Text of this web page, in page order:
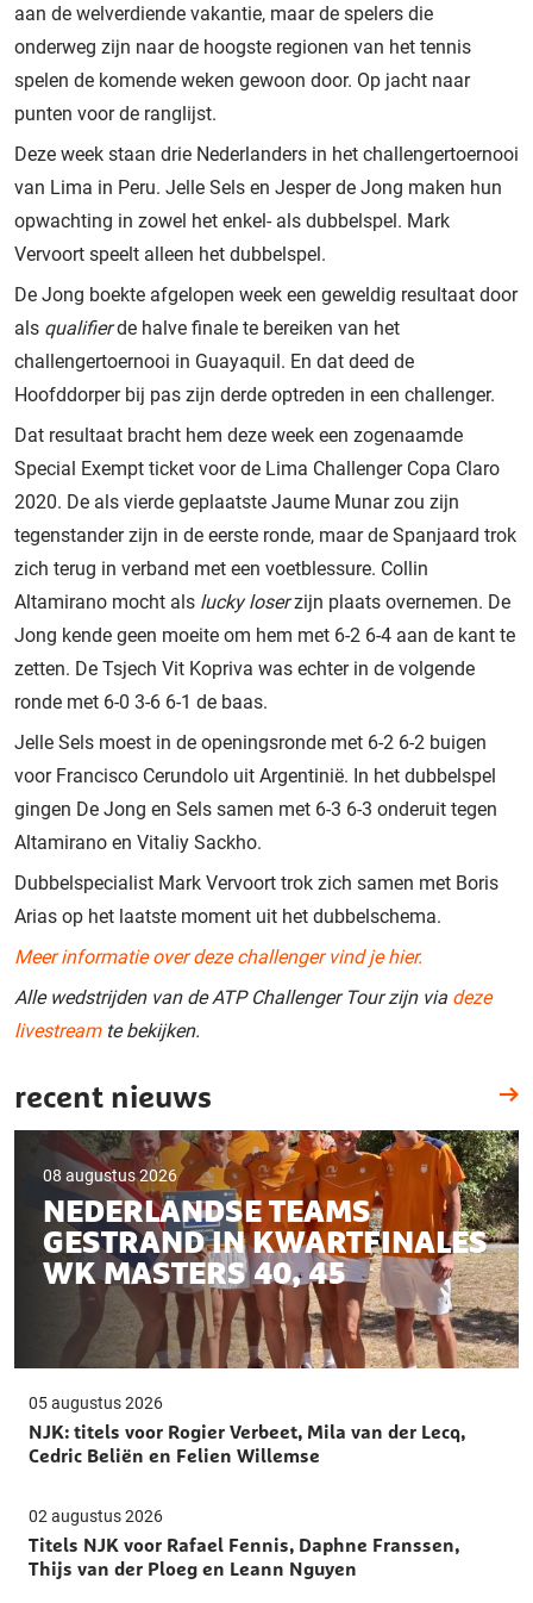
aan de welverdiende vakantie, maar de spelers die
onderweg zijn naar de hoogste regionen van het tennis
spelen de komende weken gewoon door. Op jacht naar
punten voor de ranglijst.
Deze week staan drie Nederlanders in het challengertoernooi
van Lima in Peru. Jelle Sels en Jesper de Jong maken hun
opwachting in zowel het enkel- als dubbelspel. Mark
Vervoort speelt alleen het dubbelspel.
De Jong boekte afgelopen week een geweldig resultaat door
als qualifierde halve finale te bereiken van het
challengertoernooi in Guayaquil. En dat deed de
Hoofddorper bij pas zijn derde optreden in een challenger.
Dat resultaat bracht hem deze week een zogenaamde
Special Exempt ticket voor de Lima Challenger Copa Claro
2020. De als vierde geplaatste Jaume Munar zou zijn
tegenstander zijn in de eerste ronde, maar de Spanjaard trok
zich terug in verband met een voetblessure. Collin
Altamirano mocht als lucky loserzijn plaats overnemen. De
Jong kende geen moeite om hem met 6-2 6-4 aan de kant te
zetten. De Tsjech Vit Kopriva was echter in de volgende
ronde met 6-0 3-6 6-1 de baas.
Jelle Sels moest in de openingsronde met 6-2 6-2 buigen
voor Francisco Cerundolo uit Argentinië. In het dubbelspel
gingen De Jong en Sels samen met 6-3 6-3 onderuit tegen
Altamirano en Vitaliy Sackho.
Dubbelspecialist Mark Vervoort trok zich samen met Boris
Arias op het laatste moment uit het dubbelschema.
Meer informatie over deze challenger vind je hier.
Alle wedstrijden van de ATP Challenger Tour zijn via deze
livestreamte bekijken.
recent nieuws
08 augustus 2026
NEDERLANDSE TEAMS
GESTRAND IN KWARTFINALES
WK MASTERS 40, 45
05 augustus 2026
NJK: titels voor Rogier Verbeet, Mila van der Lecq,
Cedric Beliën en Felien Willemse
02 augustus 2026
Titels NJK voor Rafael Fennis, Daphne Franssen,
Thijs van der Ploeg en Leann Nguyen